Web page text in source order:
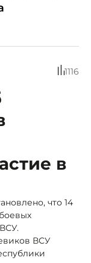
1116
в
что 14
ВСУ